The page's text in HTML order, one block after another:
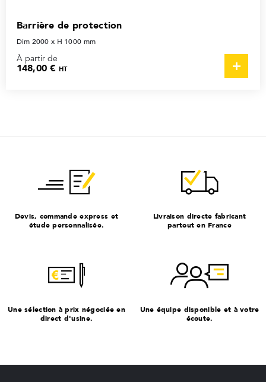
Barrière de protection
Dim 2000 x H 1000 mm
À partir de
148,00 €HT
Devis, commande express et
étude personnalisée.
Livraison directe fabricant
partout en France
Une sélection à prix négociée en
direct d'usine.
Une équipe disponible et à votre
écoute.